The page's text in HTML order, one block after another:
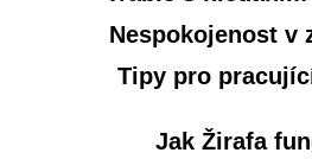
Nespokojenost v
Tipy pro
Jak Žirafa